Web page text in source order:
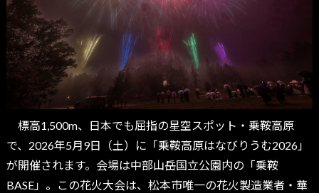
標高1,500m、日本でも屈指の星空スポット・乗鞍高原
で、2026年5月9日（土）に「乗鞍高原はなびりうむ2026」
が開催されます。会場は中部山岳国立公園内の「乗鞍
BASE」。この花火大会は、松本市唯一の花火製造業者・華